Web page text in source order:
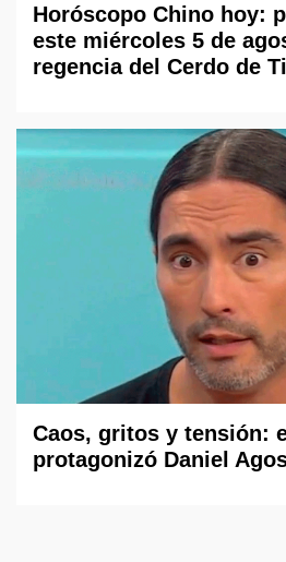
Horóscopo Chino hoy:
este miércoles 5 de
regencia del Cerdo de
Caos, gritos y tensión:
protagonizó Daniel